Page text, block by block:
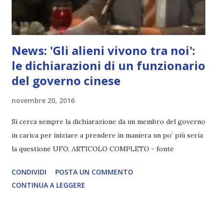
News: 'Gli alieni vivono tra noi':
le dichiarazioni di un funzionario
del governo cinese
novembre 20, 2016
Si cerca sempre la dichiarazione da un membro del governo
in carica per iniziare a prendere in maniera un po’ più seria
la questione UFO. ARTICOLO COMPLETO - fonte
CONDIVIDI
POSTA UN COMMENTO
CONTINUA A LEGGERE